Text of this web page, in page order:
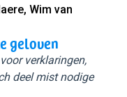
Wim van
geloven
verklaringen,
deel mist nodige